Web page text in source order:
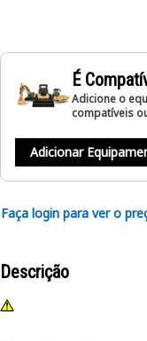
É
Adicione o
compatíveis
Adicionar
Faça login para ver o
Descrição